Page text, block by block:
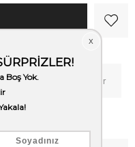
Fiyat Düşünce Haber Ver